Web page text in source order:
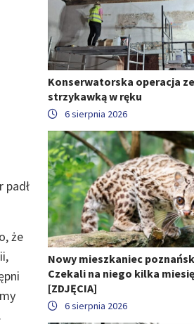
padł
że
Konserwatorska operacja ze
strzykawką w ręku
6 sierpnia 2026
Nowy mieszkaniec
Czekali na niego kilka
[ZDJĘCIA]
6 sierpnia 2026